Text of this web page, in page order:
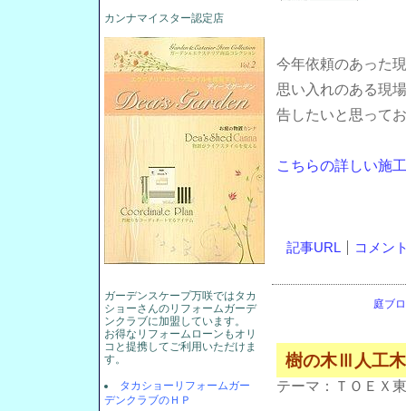
今年依頼のあった
思い入れのある現
告したいと思って
こちらの詳しい施
記事URL コメン
庭ブ
樹の木Ⅲ人工
テーマ： ＴＯＥＸ
カンナマイスター認定店
ガーデンスケープ万咲ではタカ
ショーさんのリフォームガーデ
ンクラブに加盟しています。
お得なリフォームローンもオリ
コと提携してご利用いただけま
す。
タカショーリフォームガー
デンクラブのＨＰ